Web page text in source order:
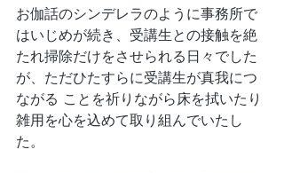
お伽話のシンデレラのように事務所で
はいじめが続き、受講生との接触を絶
たれ掃除だけをさせられる日々でした
が、ただひたすらに受講生が真我につ
ながる ことを祈りながら床を拭いたり
雑用を心を込めて取り組んでいたし
た。